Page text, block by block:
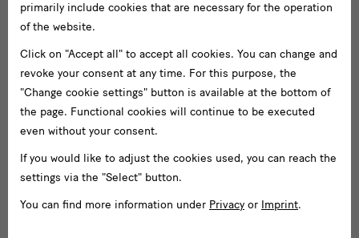
Italian Drawings of the Sixteenth Century
specializing in Art on Paper, the Dresden Kupferstich-Kabinett
primarily include cookies that are necessary for the operation
of the website.
Click on "Accept all" to accept all cookies. You can change and
revoke your consent at any time. For this purpose, the
"Change cookie settings" button is available at the bottom of
the page. Functional cookies will continue to be executed
even without your consent.
If you would like to adjust the cookies used, you can reach the
settings via the "Select" button.
You can find more information under Privacy or Imprint.